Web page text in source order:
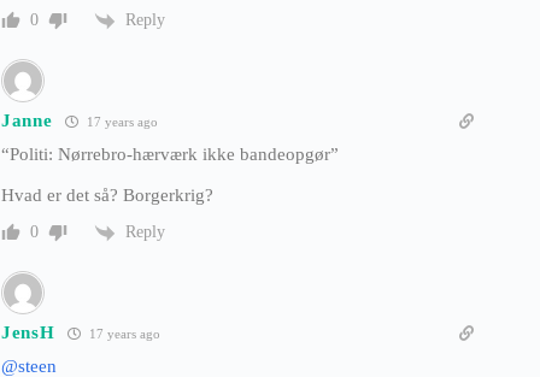
0 Reply
Janne 17 years ago
“Politi: Nørrebro-hærværk ikke bandeopgør”
Hvad er det så? Borgerkrig?
0 Reply
JensH 17 years ago
@steen